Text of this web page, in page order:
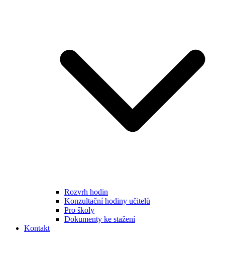
Rozvrh hodin
Konzultační hodiny učitelů
Pro školy
Dokumenty ke stažení
Kontakt